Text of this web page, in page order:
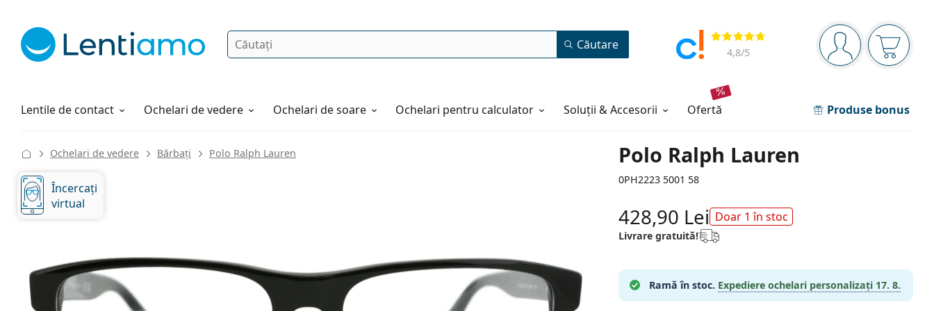
Panou de navigare
Sunteți logat
Coșul
Opinii
4,8/5
Căutare Căutare
Lentile de contact
Soluții Ochelari de vedere Ochelari de soare Ochelari pentru calculator Soluții & Accesorii ofertă Produse bonus
Cum comandați
Polo Ralph Lauren
0PH2223 5001 58
Ochelari de vedere Bărbați Polo Ralph Lauren
Încercați
virtual
428,90 Lei Doar 1 în stoc
Livrare gratuită!
Ramă în stoc. Expediere ochelari personalizați 17. 8.